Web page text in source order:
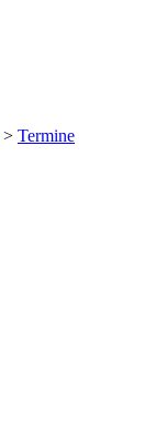
> Termine